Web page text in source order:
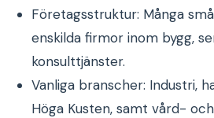
Företagsstruktur: Många
enskilda firmor inom bygg,
konsulttjänster.
Vanliga branscher: Industri,
Höga Kusten, samt vård- och